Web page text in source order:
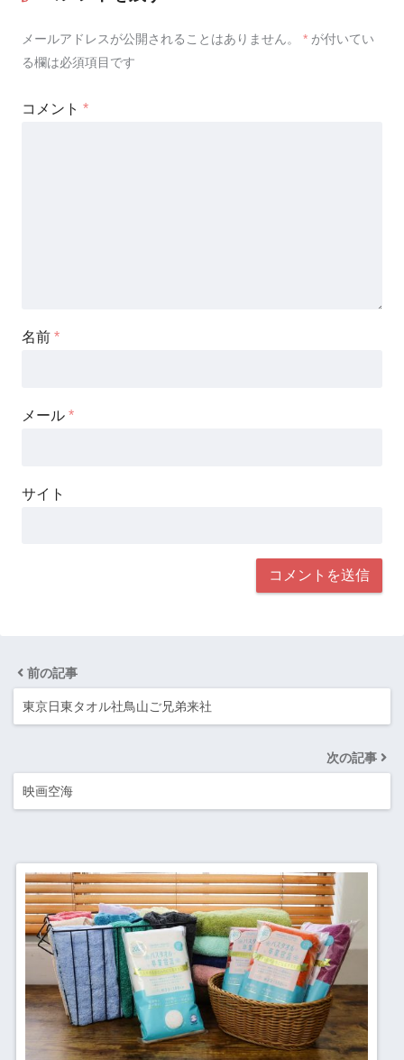
メールアドレスが公開されることはありません。 * が付いてい
る欄は必須項目です
コメント *
名前 *
メール *
サイト
前の記事
東京日東タオル社鳥山ご兄弟来社
次の記事
映画空海